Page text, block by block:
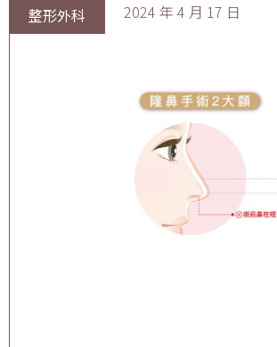
整形外科 2024 年 4 月 17 日